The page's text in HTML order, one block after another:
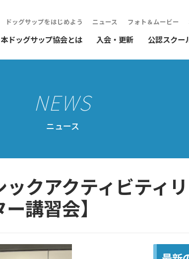
ドッグサップ協会とは 入会・更新 公認スクー
ドッグサップをはじめよう ニュース フォト＆ムービー
ニュース
ックアクティビティ
講習会】